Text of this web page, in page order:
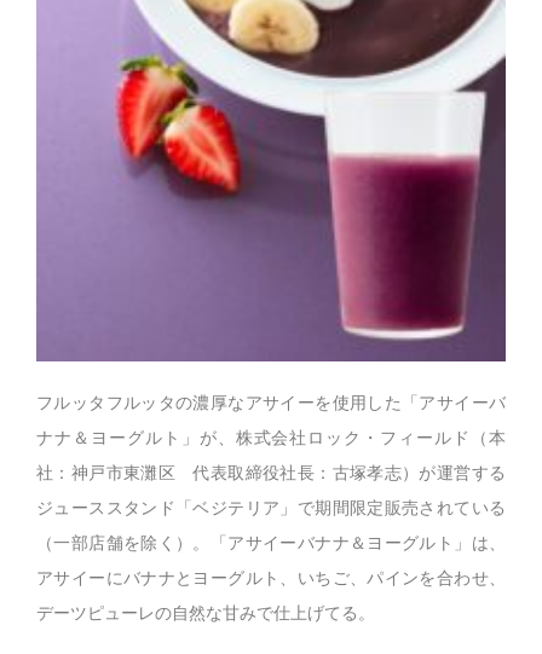
フルッタフルッタの濃厚なアサイーを使用した「アサイーバ
ナナ＆ヨーグルト」が、株式会社ロック・フィールド（本
社：神戸市東灘区 代表取締役社長：古塚孝志）が運営する
ジューススタンド「ベジテリア」で期間限定販売されている
（一部店舗を除く）。「アサイーバナナ＆ヨーグルト」は、
アサイーにバナナとヨーグルト、いちご、パインを合わせ、
デーツピューレの自然な甘みで仕上げてる。